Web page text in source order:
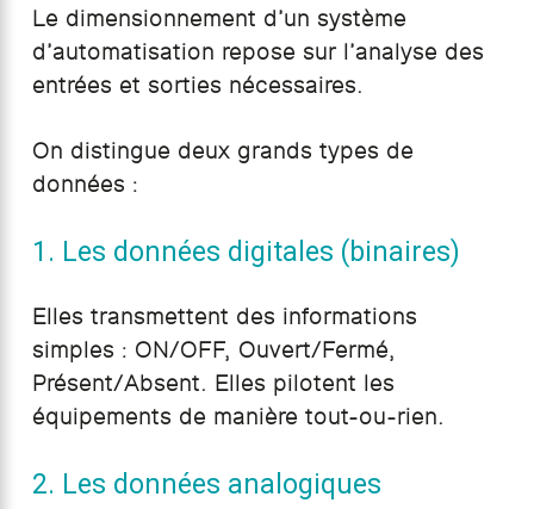
Le dimensionnement d’un système
d’automatisation repose sur l’analyse des
entrées et sorties nécessaires.
On distingue deux grands types de
données :
1. Les données digitales (binaires)
Elles transmettent des informations
simples : ON/OFF, Ouvert/Fermé,
Présent/Absent. Elles pilotent les
équipements de manière tout-ou-rien.
2. Les données analogiques